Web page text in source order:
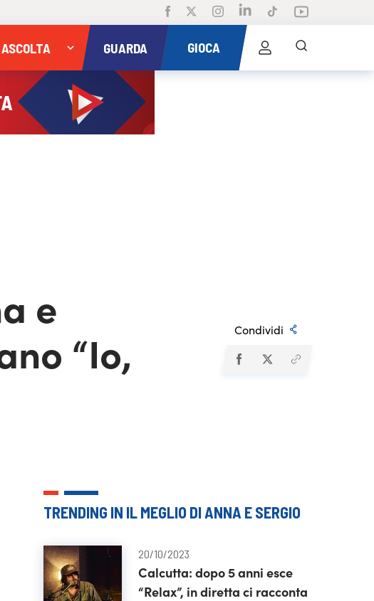
ASCOLTA GUARDA GIOCA
e
“Io,
Condividi
TRENDING IN IL MEGLIO DI ANNA E SERGIO
20/10/2023
Calcutta: dopo 5 anni esce
“Relax”, in diretta ci racconta